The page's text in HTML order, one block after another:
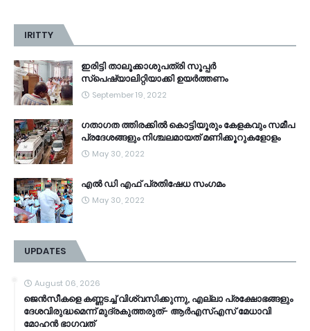
IRITTY
ഇരിട്ടി താലൂക്കാശുപത്രി സൂപ്പർ
സ്‌പെഷ്യാലിറ്റിയാക്കി ഉയർത്തണം
September 19, 2022
ഗതാഗത ത്തിരക്കിൽ കൊട്ടിയൂരും കേളകവും സമീപ
പ്രദേശങ്ങളും നിശ്ചലമായത് മണിക്കൂറുകളോളം
May 30, 2022
എൽ ഡി എഫ് പ്രതിഷേധ സംഗമം
May 30, 2022
UPDATES
August 06, 2026
ജെൻസീകളെ കണ്ണടച്ച് വിശ്വസിക്കുന്നു, എല്ലാ പ്രക്ഷോഭങ്ങളും
ദേശവിരുദ്ധമെന്ന് മുദ്രകുത്തരുത്- ആർഎസ്എസ് മേധാവി
മോഹൻ ഭാ​ഗവത്